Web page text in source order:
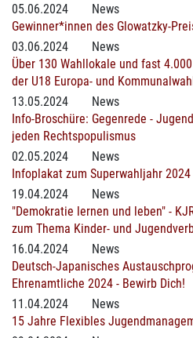
05.06.2024
News
Gewinner*innen des Glowatzky-
03.06.2024
News
Über 130 Wahllokale und fast
der U18 Europa- und
13.05.2024
News
Info-Broschüre: Gegenrede -
jeden Rechtspopulismus
02.05.2024
News
Infoplakat zum Superwahljahr
19.04.2024
News
"Demokratie lernen und leben" -
zum Thema Kinder- und
16.04.2024
News
Deutsch-Japanisches
Ehrenamtliche 2024 - Bewirb Dich!
11.04.2024
News
15 Jahre Flexibles